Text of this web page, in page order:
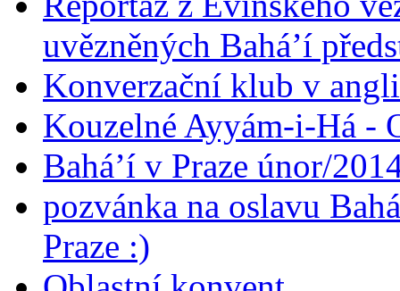
uvězněných Bahá’í
Konverzační klub v
Kouzelné Ayyám-i-Há -
Bahá’í v Praze únor/
pozvánka na oslavu
Praze :)